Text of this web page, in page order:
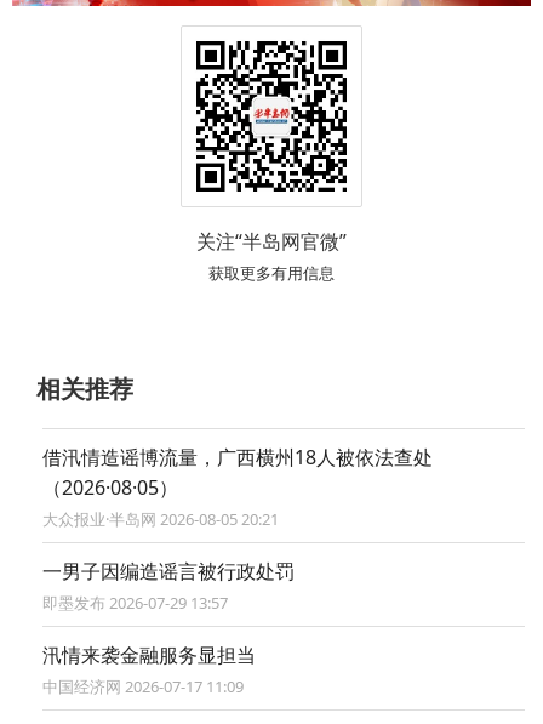
关注“半岛网官微”
获取更多有用信息
相关推荐
借汛情造谣博流量，广西横州18人被依法查处
（2026·08·05）
大众报业·半岛网 2026-08-05 20:21
一男子因编造谣言被行政处罚
即墨发布 2026-07-29 13:57
汛情来袭金融服务显担当
中国经济网 2026-07-17 11:09